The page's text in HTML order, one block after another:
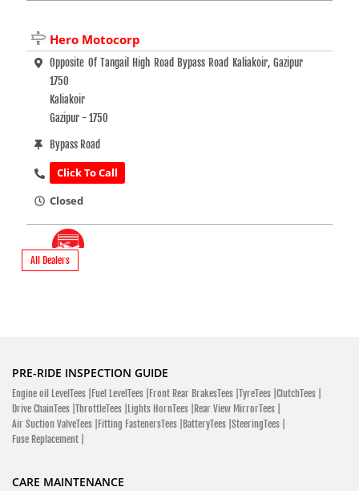
Hero Motocorp
Opposite Of Tangail High Road Bypass Road Kaliakoir, Gazipur
1750
Kaliakoir
Gazipur - 1750
Bypass Road
Click To Call
Closed
SHOWROOM
Joydevpur Sadar
Gazipur - 1700
Vogra Chowrasta
Closed
All Dealers
PRE-RIDE INSPECTION GUIDE
Engine oil LevelTees | Fuel LevelTees | Front Rear BrakesTees | TyreTees | ClutchTees |
Drive ChainTees | ThrottleTees | Lights HornTees | Rear View MirrorTees |
Air Suction ValveTees | Fitting FastenersTees | BatteryTees | SteeringTees |
Fuse Replacement |
CARE MAINTENANCE